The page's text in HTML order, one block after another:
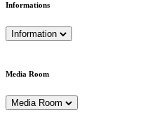
Informations
Information
Media Room
Media Room